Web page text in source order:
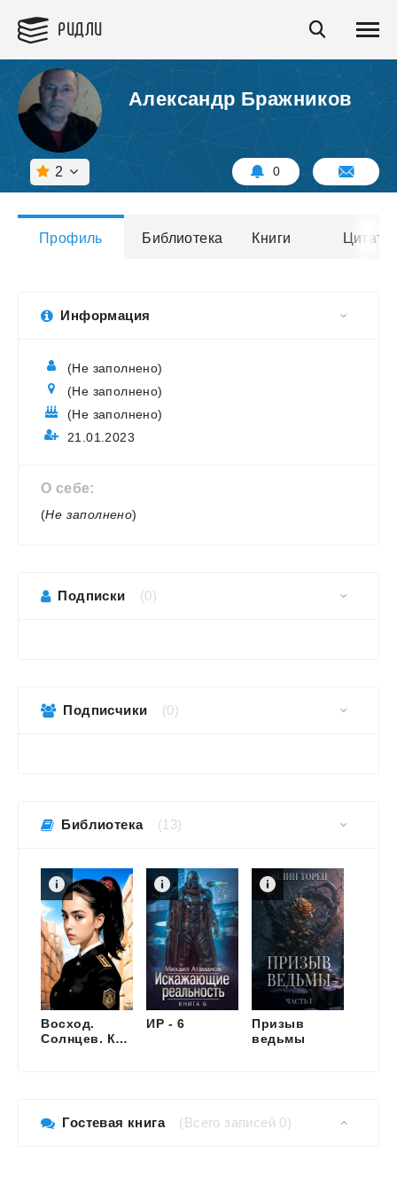
РИДЛИ
Александр Бражников
2 0
Профиль Библиотека Книги Цитаты
Библиотека (13)
Восход.
Солнцев. Книга II
ИР - 6
Призыв
ведьмы
Гостевая книга (Всего записей 0)
Информация
(Не заполнено)
(Не заполнено)
(Не заполнено)
21.01.2023
О себе:
(Не заполнено)
Подписки (0)
Подписчики (0)